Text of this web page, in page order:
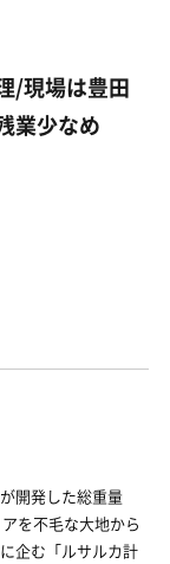
/現場は豊田
業少なめ
開発した総重量
を不毛な大地から
企む「ルサルカ計